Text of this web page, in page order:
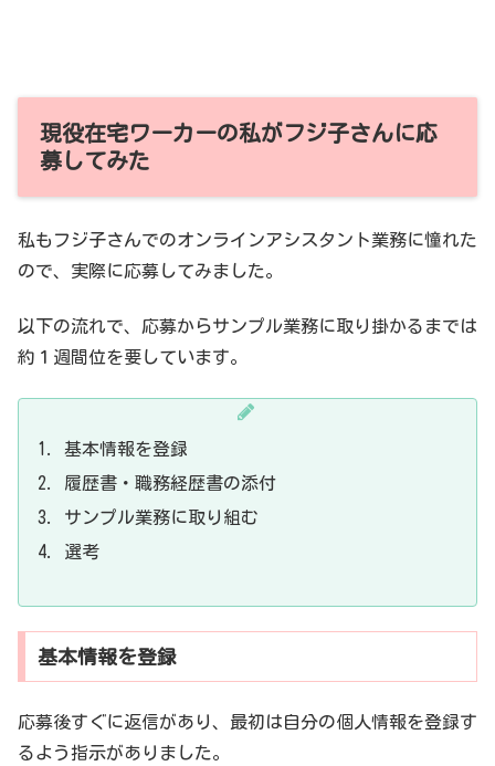
現役在宅ワーカーの私がフジ子さんに応
募してみた
私もフジ子さんでのオンラインアシスタント業務に憧れた
ので、実際に応募してみました。
以下の流れで、応募からサンプル業務に取り掛かるまでは
約１週間位を要しています。
基本情報を登録
履歴書・職務経歴書の添付
サンプル業務に取り組む
選考
基本情報を登録
応募後すぐに返信があり、最初は自分の個人情報を登録す
るよう指示がありました。